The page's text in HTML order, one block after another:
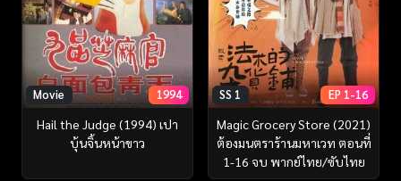
Movie 1994
Hail the Judge (1994) เปา
บุ้นจิ้นหน้าขาว
SS 1 EP 1-16
Magic Grocery Store (2021)
ต้องมนตราร้านมหาเวท ตอนที่
1-16 จบ พากย์ไทย/ซับไทย